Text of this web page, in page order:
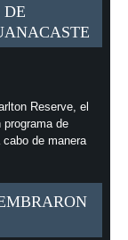
DE
Reserve, el
programa de
de manera